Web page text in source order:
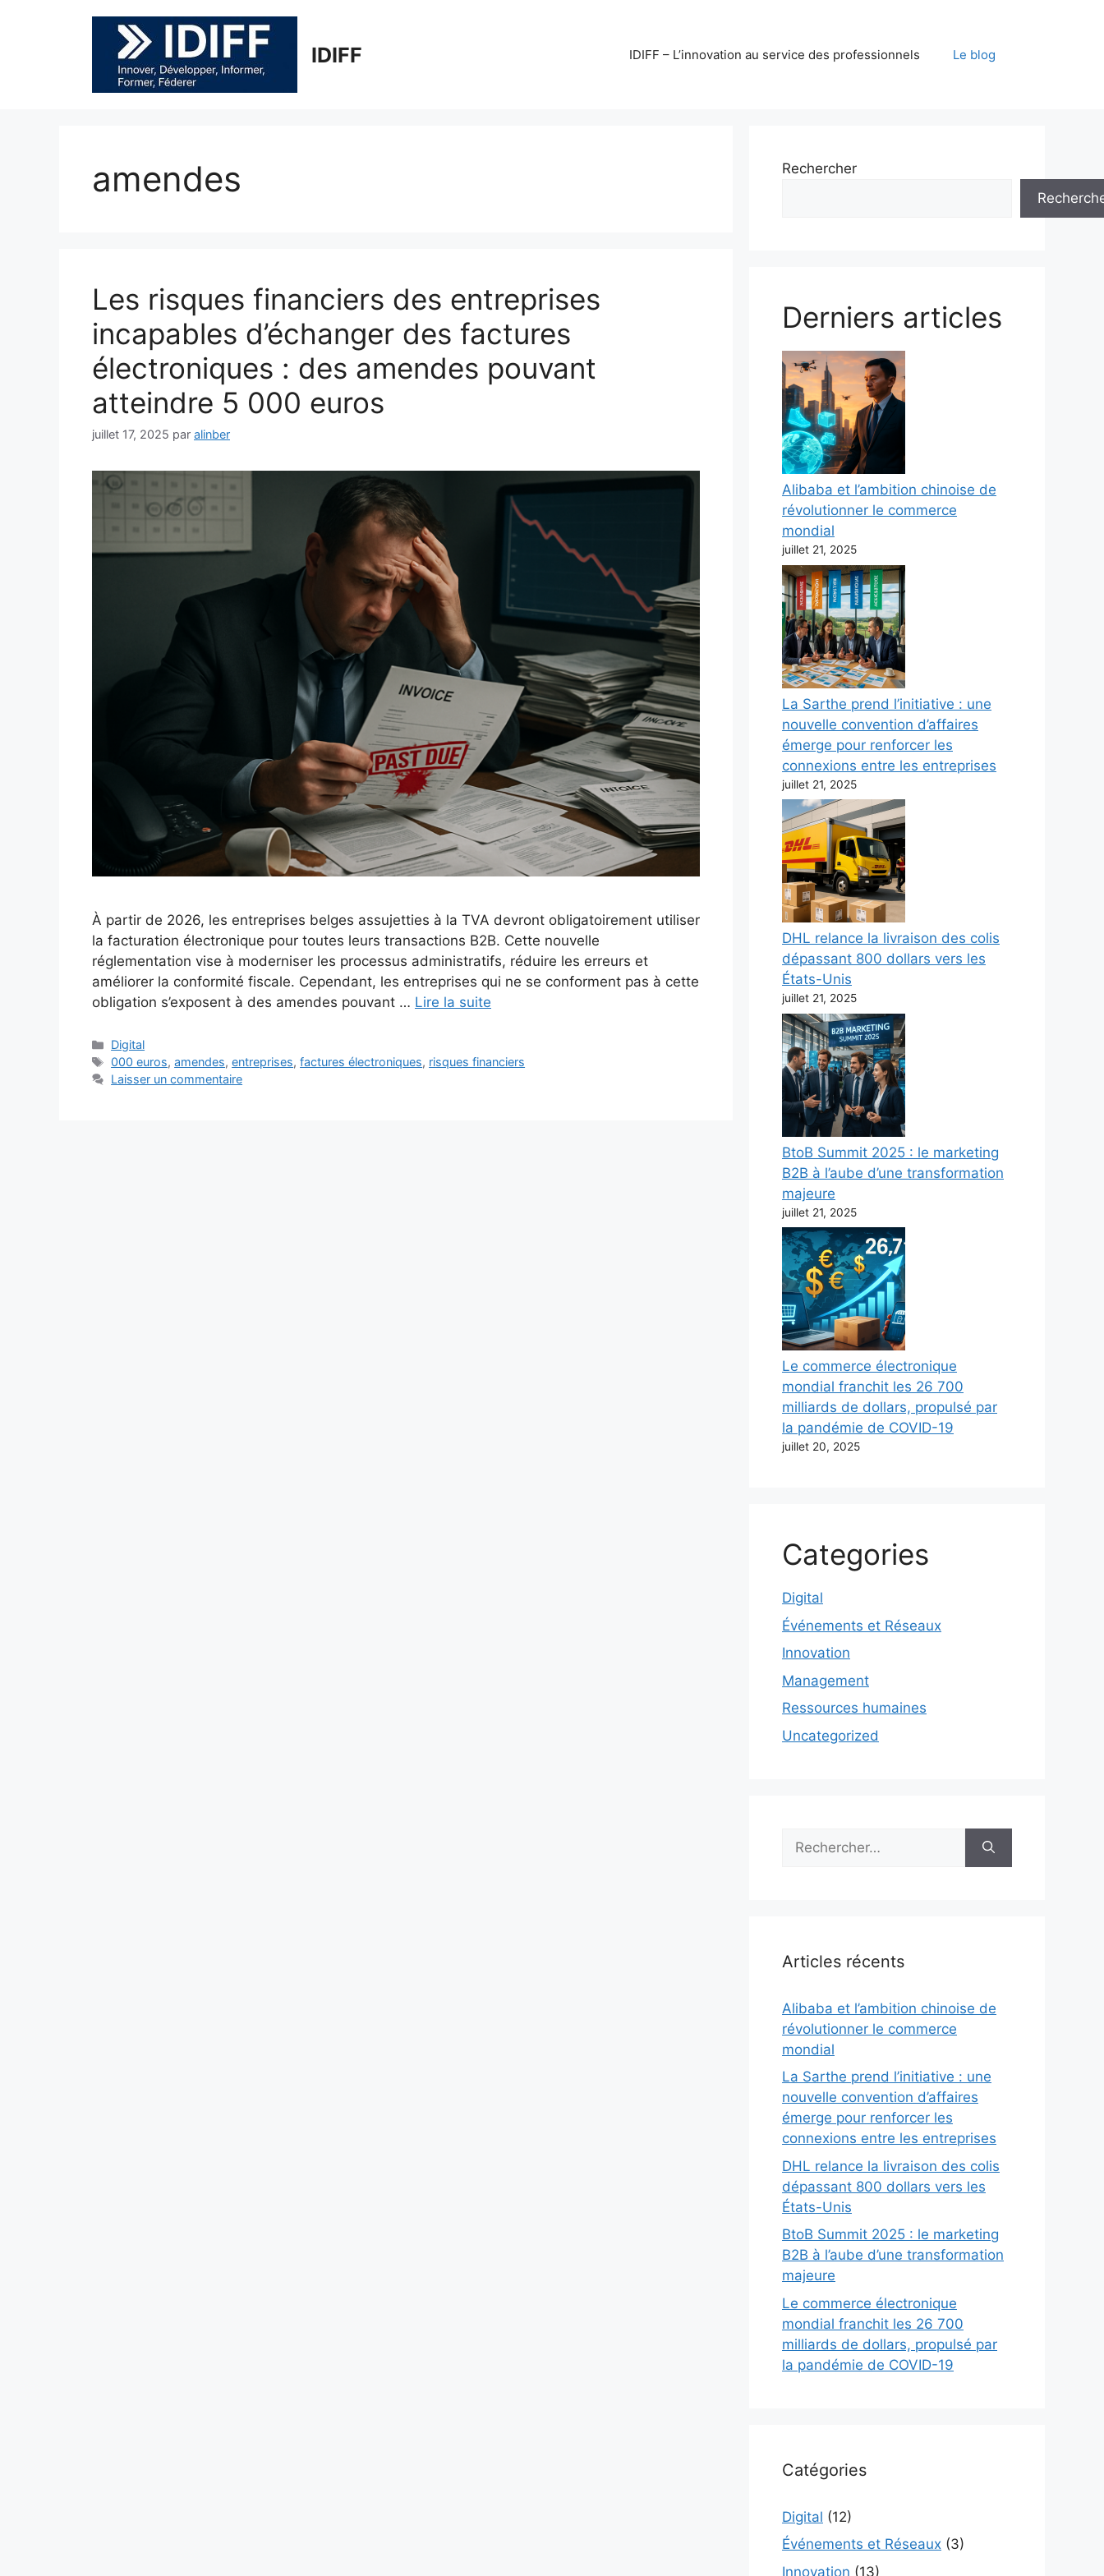
IDIFF IDIFF – L’innovation au service des professionnels Le blog
amendes
Les risques financiers des entreprises
incapables d’échanger des factures
électroniques : des amendes pouvant
atteindre 5 000 euros
juillet 17, 2025 par alinber
À partir de 2026, les entreprises belges assujetties à la TVA devront obligatoirement utiliser
la facturation électronique pour toutes leurs transactions B2B. Cette nouvelle
réglementation vise à moderniser les processus administratifs, réduire les erreurs et
améliorer la conformité fiscale. Cependant, les entreprises qui ne se conforment pas à cette
obligation s’exposent à des amendes pouvant … Lire la suite
Catégories
Digital
Étiquettes
000 euros,amendes,entreprises,factures électroniques, risques financiers
Laisser un commentaire
Rechercher
Derniers articles
Alibaba et l’ambition chinoise de
révolutionner le commerce
mondial
juillet 21, 2025
La Sarthe prend l’initiative : une
nouvelle convention d’affaires
émerge pour renforcer les
connexions entre les entreprises
juillet 21, 2025
DHL relance la livraison des colis
dépassant 800 dollars vers les
États-Unis
juillet 21, 2025
BtoB Summit 2025 : le marketing
B2B à l’aube d’une transformation
majeure
juillet 21, 2025
Le commerce électronique
mondial franchit les 26 700
milliards de dollars, propulsé par
la pandémie de COVID-19
juillet 20, 2025
Categories
Digital
Événements et Réseaux
Innovation
Management
Ressources humaines
Uncategorized
Articles récents
Alibaba et l’ambition chinoise de
révolutionner le commerce
mondial
La Sarthe prend l’initiative : une
nouvelle convention d’affaires
émerge pour renforcer les
connexions entre les entreprises
DHL relance la livraison des colis
dépassant 800 dollars vers les
États-Unis
BtoB Summit 2025 : le marketing
B2B à l’aube d’une transformation
majeure
Le commerce électronique
mondial franchit les 26 700
milliards de dollars, propulsé par
la pandémie de COVID-19
Catégories
Digital (12)
Événements et Réseaux (3)
Innovation (13)